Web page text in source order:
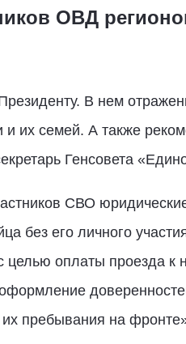
ОВД
В нем
и их семей. А также
Генсовета
СВО
без его личного
целью оплаты проезда к
пребывания на